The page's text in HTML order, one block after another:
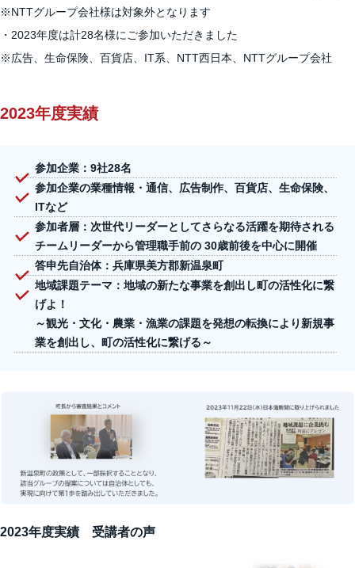
※NTTグループ会社様は対象外となります
・2023年度は計28名様にご参加いただきました
※広告、生命保険、百貨店、IT系、NTT西日本、NTTグループ会社
2023年度実績
参加企業：9社28名
参加企業の業種情報・通信、広告制作、百貨店、生命保険、
ITなど
参加者層：次世代リーダーとしてさらなる活躍を期待される
チームリーダーから管理職手前の 30歳前後を中心に開催
答申先自治体：兵庫県美方郡新温泉町
地域課題テーマ：地域の新たな事業を創出し町の活性化に繋
げよ！
～観光・文化・農業・漁業の課題を発想の転換により新規事
業を創出し、町の活性化に繋げる～
2023年度実績 受講者の声